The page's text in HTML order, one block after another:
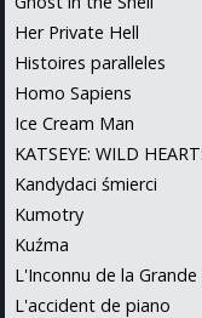
Her Private Hell
Histoires paralleles
Homo Sapiens
Ice Cream Man
KATSEYE: WILD
Kandydaci śmierci
Kumotry
Kuźma
L'Inconnu de la Grande
L'accident de piano